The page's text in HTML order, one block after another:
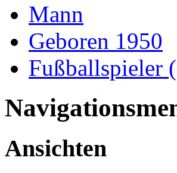
Mann
Geboren 1950
Fußballspieler
Ansichten